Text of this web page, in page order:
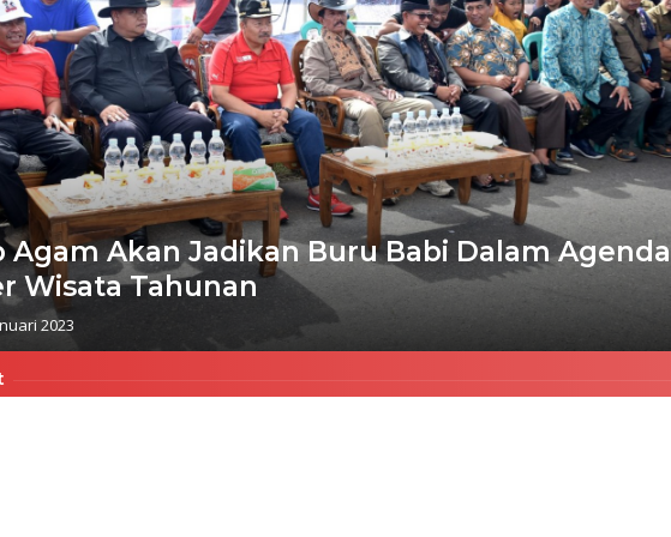
Agam Akan Jadikan Buru Babi Dalam Agenda
Wisata Tahunan
2023